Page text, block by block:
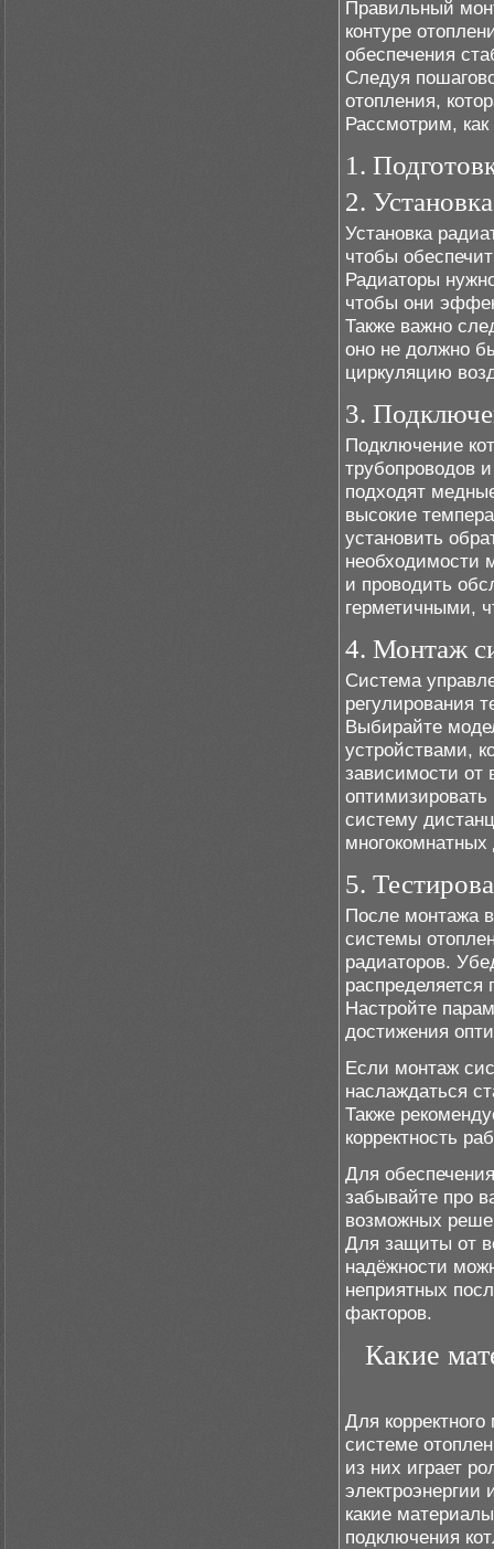
Правильный
контуре
обеспечения
Следуя
отопления,
Рассмотрим,
1.
2.
Установка
чтобы
Радиаторы
чтобы они
Также важно
оно не должно
циркуляцию
3.
Подключение
трубопроводов
подходят
высокие
установить
необходимости
и проводить
герметичными,
4. Монтаж
Система
регулирования
Выбирайте
устройствами,
зависимости от
оптимизировать
систему
5.
После монтажа
системы
радиаторов.
распределяется
Настройте
достижения
Если монтаж
наслаждаться
Также
корректность
Для
забывайте про
возможных
Для защиты от
надёжности
неприятных
факторов.
Какие
Для
системе
из них играет
какие
подключения